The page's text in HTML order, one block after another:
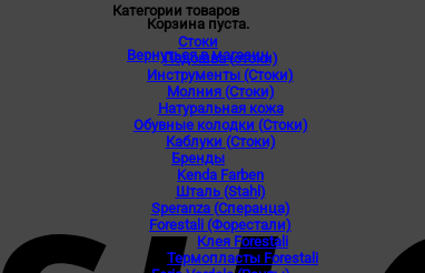
Корзина пуста.
Вернуться в магазин
Категории товаров
Стоки
Подошва (стоки)
Инструменты (Стоки)
Молния (Стоки)
Натуральная кожа
Обувные колодки (Стоки)
Каблуки (Стоки)
Бренды
Kenda Farben
Шталь (Stahl)
Speranza (Сперанца)
Forestali (Форестали)
Клея Forestali
Термопласты Forestali